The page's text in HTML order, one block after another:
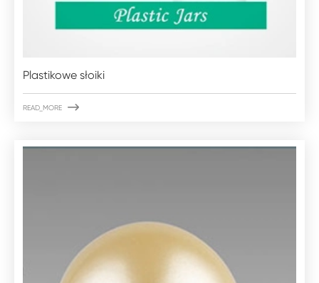
Plastikowe słoiki
READ_MORE 